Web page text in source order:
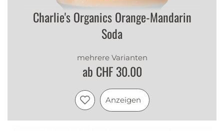
Charlie's Organics Orange-Mandarin
Soda
mehrere Varianten
ab CHF 30.00
Anzeigen